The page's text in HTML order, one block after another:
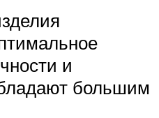
и
большим